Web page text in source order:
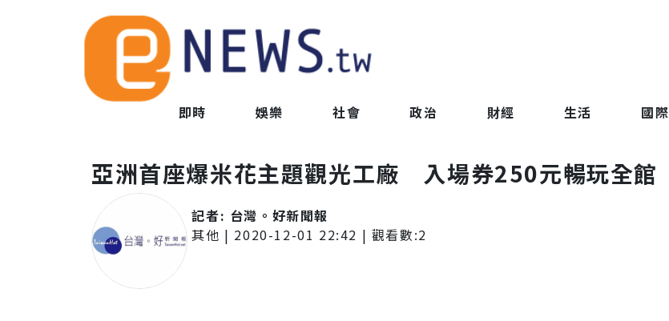
即時 娛樂 社會 政治 財經 生活 國際
亞洲首座爆米花主題觀光工廠 入場券250元暢玩全館
記者: 台灣。好新聞報
其他 | 2020-12-01 22:42 | 觀看數:2